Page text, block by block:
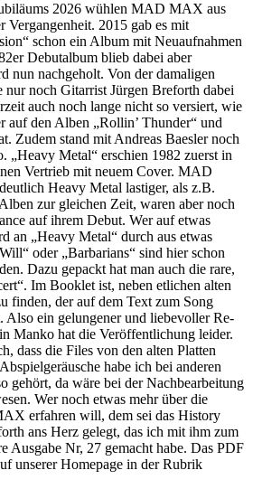
2026 wühlen MAD MAX aus
Vergangenheit. 2015 gab es mit
schon ein Album mit Neuaufnahmen
Debutalbum blieb dabei aber
nun nachgeholt. Von der damaligen
nur noch Gitarrist Jürgen Breforth dabei
auch noch lange nicht so versiert, wie
auf den Alben „Rollin’ Thunder“ und
Zudem stand mit Andreas Baesler noch
„Heavy Metal“ erschien 1982 zuerst in
Vertrieb mit neuem Cover. MAD
Heavy Metal lastiger, als z.B.
zur gleichen Zeit, waren aber noch
auf ihrem Debut. Wer auf etwas
an „Heavy Metal“ durch aus etwas
oder „Barbarians“ sind hier schon
Dazu gepackt hat man auch die rare,
Im Booklet ist, neben etlichen alten
finden, der auf dem Text zum Song
Also ein gelungener und liebevoller Re-
Manko hat die Veröffentlichung leider.
dass die Files von den alten Platten
habe ich bei anderen
gehört, da wäre bei der Nachbearbeitung
Wer noch etwas mehr über die
erfahren will, dem sei das History
ans Herz gelegt, das ich mit ihm zum
Ausgabe Nr, 27 gemacht habe. Das PDF
unserer Homepage in der Rubrik